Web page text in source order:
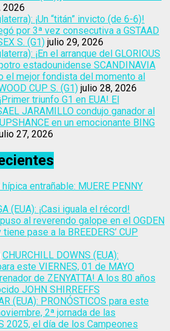
2026
¡Un “titán” invicto (de 6-6)!
por 3ª vez consecutiva a GSTAAD
S. (G1) julio 29, 2026
¡En el arranque del GLORIOUS
estadounidense SCANDINAVIA
el mejor fondista del momento al
CUP S. (G1) julio 28, 2026
triunfo G1 en EUA! El
JARAMILLO condujo ganador al
en un emocionante BING
27, 2026
hípica entrañable: MUERE PENNY
(EUA): ¡Casi iguala el récord!
al reverendo galope en el OGDEN
pase a la BREEDERS’ CUP
CHURCHILL DOWNS (EUA):
este VIERNES, 01 de MAYO
de ZENYATTA! A los 80 años
JOHN SHIRREFFS
(EUA): PRONÓSTICOS para este
2ª jornada de las
2025, el día de los Campeones